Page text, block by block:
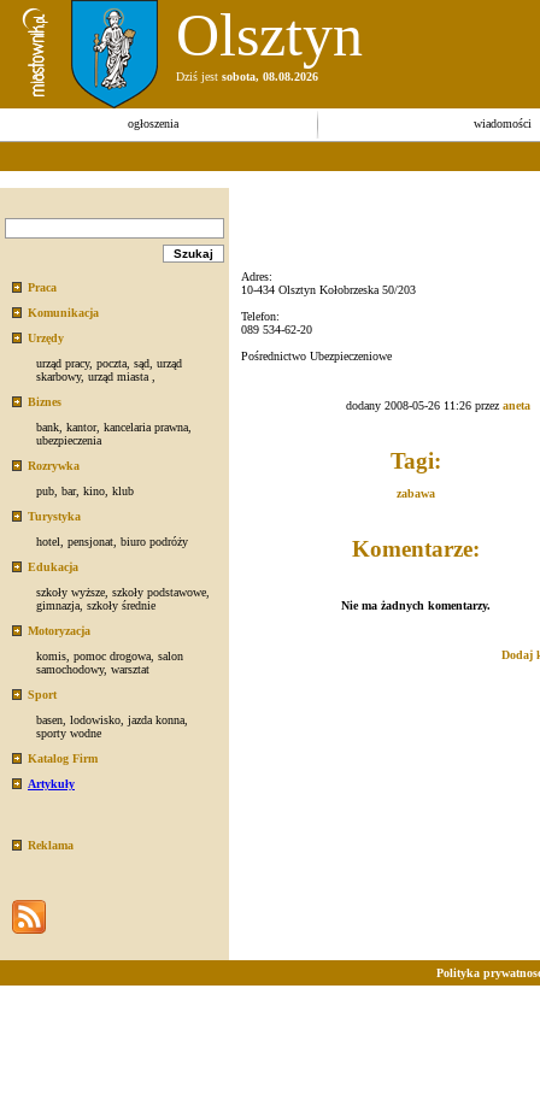
Olsztyn
Dziś jest sobota, 08.08.2026
ogłoszenia wiadomości
Praca
Komunikacja
Urzędy
urząd pracy, poczta sąd urząd
skarbowy, urząd miasta
Biznes
bank kantor, kancelaria prawna
ubezpieczenia
Rozrywka
pub bar, kino klub
Turystyka
hotel
pensjonat biuro podróży
Edukacja
szkoły wyższe szkoły podstawowe
gimnazja szkoły średnie
Motoryzacja
komis pomoc drogowa salon
samochodowy, warsztat
Sport
basen lodowisko jazda konna
sporty wodne
Katalog Firm
Artykuły
Reklama
Adres:
10-434 Olsztyn Kołobrzeska 50/203
Telefon:
089 534-62-20
Pośrednictwo Ubezpieczeniowe
dodany 2008-05-26 11:26 przez aneta
Tagi:
zabawa
Komentarze:
Nie ma żadnych komentarzy.
Dodaj
Polityka